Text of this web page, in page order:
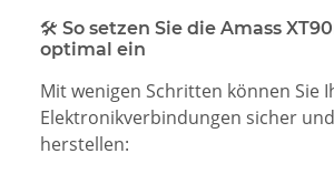
🛠 So setzen Sie die Amass
optimal ein
Mit wenigen Schritten können Sie
Elektronikverbindungen sicher
herstellen: